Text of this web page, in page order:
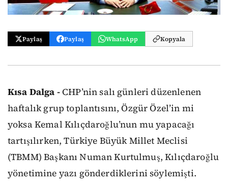
Paylaş Paylaş WhatsApp Kopyala
Kısa Dalga -CHP’nin salı günleri düzenlenen
haftalık grup toplantısını, Özgür Özel’in mi
yoksa Kemal Kılıçdaroğlu’nun mu yapacağı
tartışılırken, Türkiye Büyük Millet Meclisi
(TBMM) Başkanı Numan Kurtulmuş, Kılıçdaroğlu
yönetimine yazı gönderdiklerini söylemişti.